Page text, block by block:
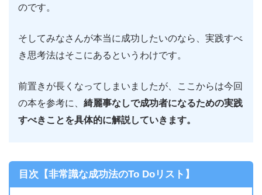
のです。
そしてみなさんが本当に成功したいのなら、実践すべ
き思考法はそこにあるというわけです。
前置きが長くなってしまいましたが、ここからは今回
の本を参考に、 綺麗事なしで成功者になるための実践
すべきことを具体的に解説していきます。
目次【非常識な成功法のTo Doリスト】